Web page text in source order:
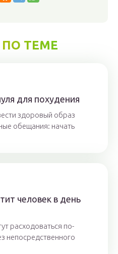
ТЕМЕ
для похудения
здоровый образ
обещания: начать
человек в день
расходоваться по-
непосредственного